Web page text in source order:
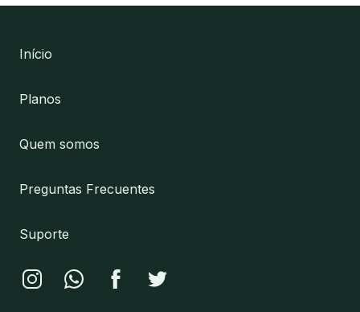
Início
Planos
Quem somos
Preguntas Frecuentes
Suporte